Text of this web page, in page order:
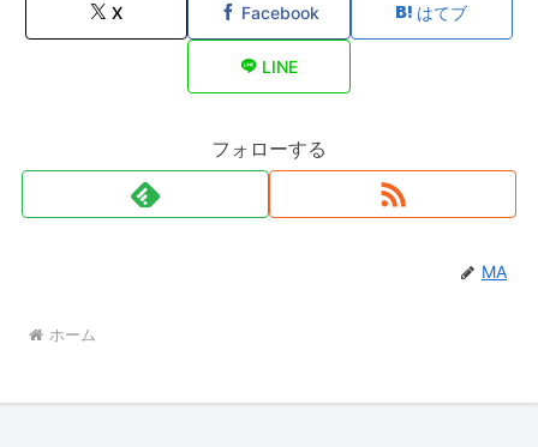
X Facebook はてブ
LINE
フォローする
MA
ホーム